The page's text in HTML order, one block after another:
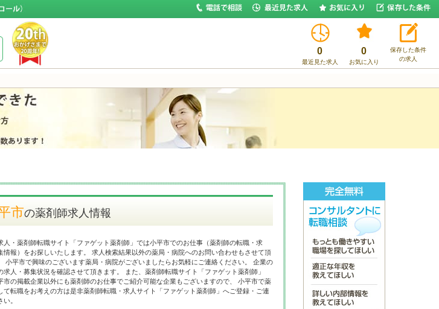
0
最近見た求人
0
お気に入り
保存した条件
の求人
市の薬剤師求人情報
人・薬剤師転職サイト「ファゲット薬剤師」では小平市でのお仕事（薬剤師の転職・求
情報）をお探しいたします。 求人検索結果以外の薬局・病院へのお問い合わせもさせて頂
小平市で興味のございます薬局・病院がございましたらお気軽にご連絡ください。 企業の
求人・募集状況を確認させて頂きます。 また、薬剤師転職サイト「ファゲット薬剤師」
市の掲載企業以外にも薬剤師のお仕事でご紹介可能な企業もございますので、 小平市で薬
て転職をお考えの方は是非薬剤師転職・求人サイト「ファゲット薬剤師」へご登録・ご連
。